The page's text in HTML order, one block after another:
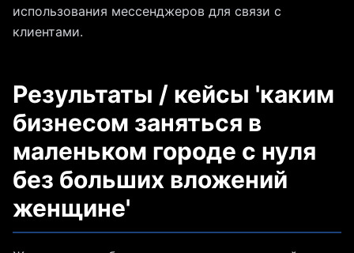
использования мессенджеров для связи с
клиентами.
Результаты / кейсы 'каким
бизнесом заняться в
маленьком городе с нуля
без больших вложений
женщине'